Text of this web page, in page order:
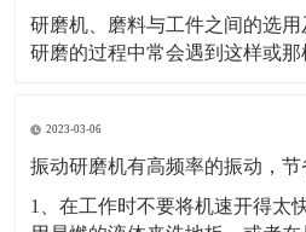
研磨机、磨料与工件之间的选
研磨的过程中常会遇到这样或
材料或研磨机械造成的。 例如
户，他的产品都是锌合金压铸件
2023-03-06
振动研磨机有高频率的振动，
1、在工作时不要将机速开得太